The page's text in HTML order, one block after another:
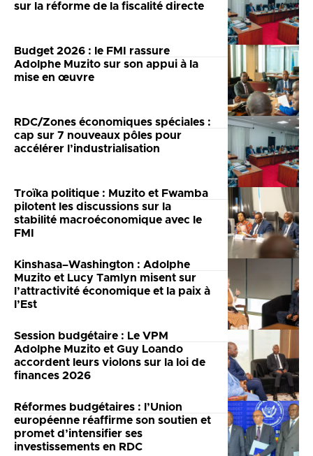
sur la réforme de la fiscalité directe
Budget 2026 : le FMI rassure
Adolphe Muzito sur son appui à la
mise en œuvre
RDC/Zones économiques spéciales :
cap sur 7 nouveaux pôles pour
accélérer l’industrialisation
Troïka politique : Muzito et Fwamba
pilotent les discussions sur la
stabilité macroéconomique avec le
FMI
Kinshasa–Washington : Adolphe
Muzito et Lucy Tamlyn misent sur
l’attractivité économique et la paix à
l’Est
Session budgétaire : Le VPM
Adolphe Muzito et Guy Loando
accordent leurs violons sur la loi de
finances 2026
Réformes budgétaires : l’Union
européenne réaffirme son soutien et
promet d’intensifier ses
investissements en RDC